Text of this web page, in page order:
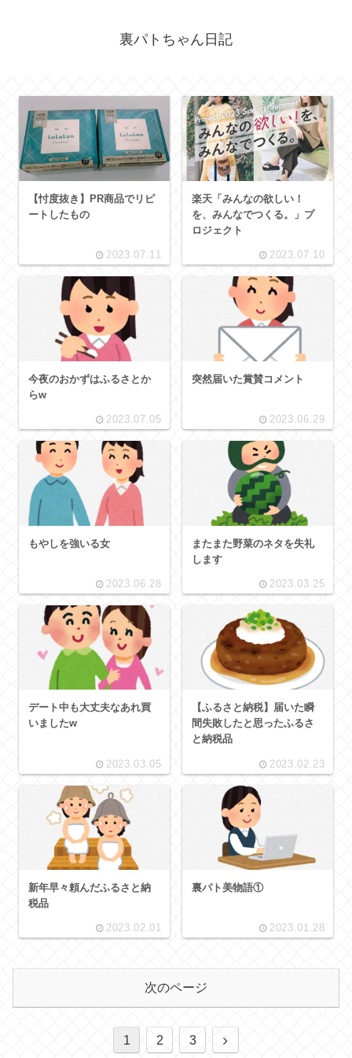
裏パトちゃん日記
【忖度抜き】PR商品でリピ
ートしたもの
2023.07.11
楽天「みんなの欲しい！
を、みんなでつくる。」プ
ロジェクト
2023.07.10
今夜のおかずはふるさとか
らw
2023.07.05
突然届いた賞賛コメント
2023.06.29
もやしを強いる女
2023.06.28
またまた野菜のネタを失礼
します
2023.03.25
デート中も大丈夫なあれ買
いましたw
2023.03.05
【ふるさと納税】届いた瞬
間失敗したと思ったふるさ
と納税品
2023.02.23
新年早々頼んだふるさと納
税品
2023.02.01
裏パト美物語①
2023.01.28
次のページ
1 2 3